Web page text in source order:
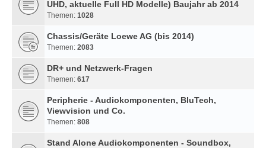
UHD, aktuelle Full HD Modelle) Baujahr ab 2014
Themen: 1028
Chassis/Geräte Loewe AG (bis 2014)
Themen: 2083
DR+ und Netzwerk-Fragen
Themen: 617
Peripherie - Audiokomponenten, BluTech,
Viewvision und Co.
Themen: 808
Stand Alone Audiokomponenten - Soundbox,